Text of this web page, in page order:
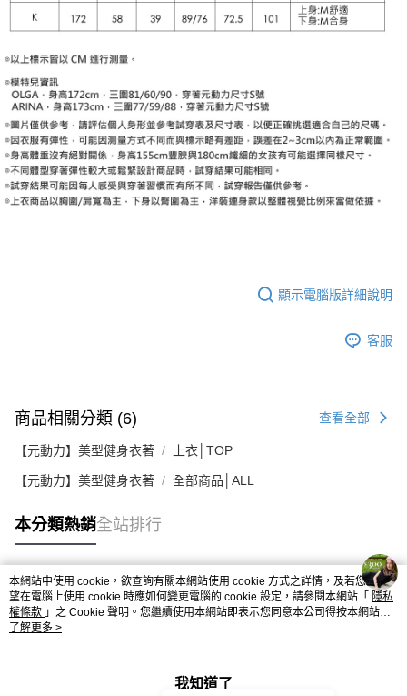
顯示電腦版詳細說明
客服
商品相關分類 (6) 查看全部
【元動力】美型健身衣著 上衣│TOP
【元動力】美型健身衣著 全部商品│ALL
本分類熱銷全站排行
熱門標籤
本網站中使用 cookie，欲查詢有關本網站使用 cookie 方式之詳情，及若您不希
望在電腦上使用 cookie 時應如何變更電腦的 cookie 設定，請參閱本網站「 隱私
權條款 」之 Cookie 聲明。您繼續使用本網站即表示您同意本公司得按本網站使
用條款之 Cookie 聲明使用 cookie。
了解更多 >
我知道了